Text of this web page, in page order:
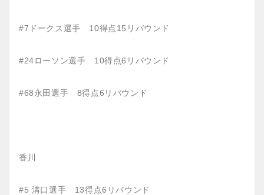
#7ドークス選手 10得点15リバウンド
#24ローソン選手 10得点6リバウンド
#68永田選手 8得点6リバウンド
香川
#5 溝口選手 13得点6リバウンド